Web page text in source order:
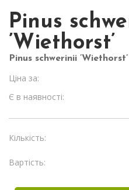
Pinus
’Wiethorst’
Pinus schwerinii ’Wiethorst’
Ціна за:
Є в наявності:
Кількість:
Вартість: